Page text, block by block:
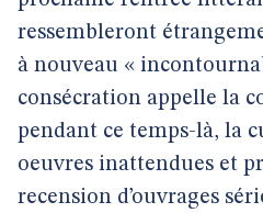
ressembleront
à nouveau «
consécration appelle la
pendant ce temps-là, la
oeuvres inattendues et
recension d’ouvrages